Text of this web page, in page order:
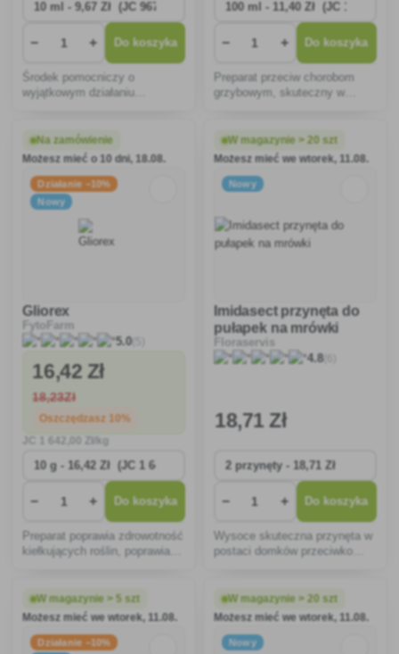
− + Do koszyka
Środek pomocniczy o
wyjątkowym działaniu
ssącym. Nadaje się do
stosowania na wszystkich
a także na balkonie.
− + Do koszyka
Preparat przeciw chorobom
grzybowym, skuteczny w
Na zamówienie
Możesz mieć o 10 dni, 18.08.
Działanie −10%
Nowy
Gliorex
FytoFarm
5.0(5)
16,42 Zł
18,23Zł
Oszczędzasz 10%
1 642 ,00 Zł/kg
− + Do koszyka
Preparat poprawia zdrowotność
kiełkujących roślin, poprawia
W magazynie > 20 szt
Możesz mieć we wtorek, 11.08.
Nowy
Imidasect przynęta do
pułapek na mrówki
Floraservis
4.8(6)
18,71 Zł
− + Do koszyka
Wysoce skuteczna przynęta w
postaci domków przeciwko
W magazynie > 5 szt
Możesz mieć we wtorek, 11.08.
Działanie −10%
W magazynie > 20 szt
Możesz mieć we wtorek, 11.08.
Nowy